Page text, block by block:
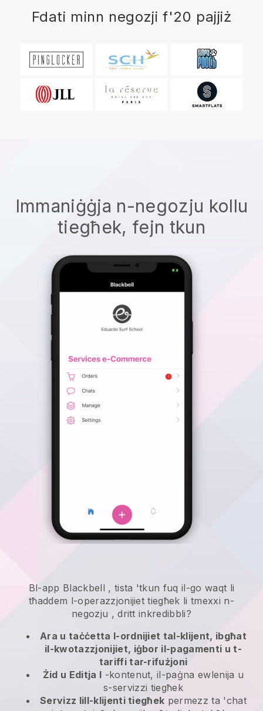
Fdati minn negozji f'20 pajjiż
Immaniġġja n-negozju kollu
tiegħek, fejn tkun
Bl-app Blackbell , tista 'tkun fuq il-go waqt li
tħaddem l-operazzjonijiet tiegħek li tmexxi n-
negozju , dritt inkredibbli?
Ara u taċċetta l-ordnijiet tal-klijent, ibgħat
il-kwotazzjonijiet, iġbor il-pagamenti u t-
tariffi tar-rifużjoni
Żid u Editja l -kontenut, il-paġna ewlenija u
s-servizzi tiegħek
Servizz lill-klijenti tiegħek permezz ta 'chat